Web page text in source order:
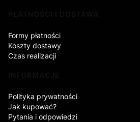
Formy płatności
Koszty dostawy
Czas realizacji
Polityka prywatności
Jak kupować?
Pytania i odpowiedzi